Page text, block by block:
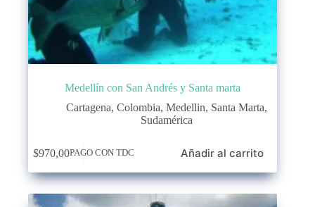
Medellín con San Andrés y Santa marta
Cartagena,Colombia,Medellin, Santa Marta,
Sudamérica
$970,00PAGO CON TDC Añadir al carrito